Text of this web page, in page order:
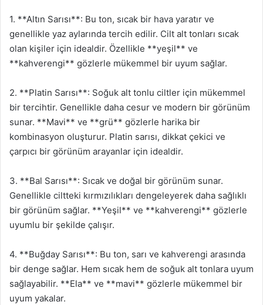
1. **Altın Sarısı**: Bu ton, sıcak bir hava yaratır ve
genellikle yaz aylarında tercih edilir. Cilt alt tonları sıcak
olan kişiler için idealdir. Özellikle **yeşil** ve
**kahverengi** gözlerle mükemmel bir uyum sağlar.
2. **Platin Sarısı**: Soğuk alt tonlu ciltler için mükemmel
bir tercihtir. Genellikle daha cesur ve modern bir görünüm
sunar. **Mavi** ve **grü** gözlerle harika bir
kombinasyon oluşturur. Platin sarısı, dikkat çekici ve
çarpıcı bir görünüm arayanlar için idealdir.
3. **Bal Sarısı**: Sıcak ve doğal bir görünüm sunar.
Genellikle ciltteki kırmızılıkları dengeleyerek daha sağlıklı
bir görünüm sağlar. **Yeşil** ve **kahverengi** gözlerle
uyumlu bir şekilde çalışır.
4. **Buğday Sarısı**: Bu ton, sarı ve kahverengi arasında
bir denge sağlar. Hem sıcak hem de soğuk alt tonlara uyum
sağlayabilir. **Ela** ve **mavi** gözlerle mükemmel bir
uyum yakalar.